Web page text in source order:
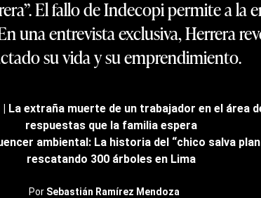
El fallo de Indecopi permite a
una entrevista exclusiva, Herrera
su vida y su emprendimiento.
| La extraña muerte de un trabajador en el área
respuestas que la familia espera
ambiental: La historia del “chico salva
rescatando 300 árboles en Lima
Por Sebastián Ramírez Mendoza